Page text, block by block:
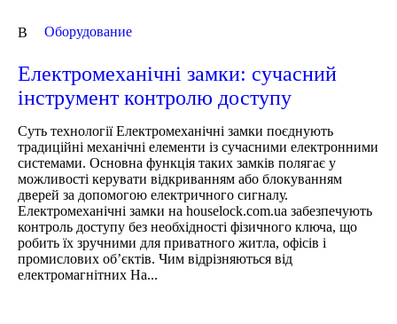
В Оборудование
Електромеханічні замки: сучасний
інструмент контролю доступу
Суть технології Електромеханічні замки поєднують
традиційні механічні елементи із сучасними електронними
системами. Основна функція таких замків полягає у
можливості керувати відкриванням або блокуванням
дверей за допомогою електричного сигналу.
Електромеханічні замки на houselock.com.ua забезпечують
контроль доступу без необхідності фізичного ключа, що
робить їх зручними для приватного житла, офісів і
промислових об’єктів. Чим відрізняються від
електромагнітних На...